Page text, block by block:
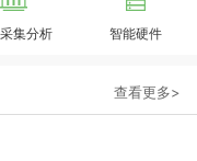
集分析 智能硬件
查看更多>